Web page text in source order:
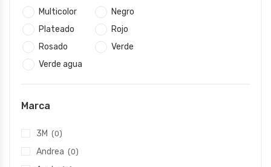
Multicolor
Negro
Plateado
Rojo
Rosado
Verde
Verde agua
Marca
3M (0)
Andrea (0)